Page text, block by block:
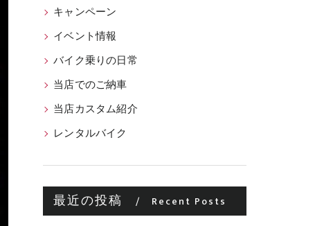
キャンペーン
イベント情報
バイク乗りの日常
当店でのご納車
当店カスタム紹介
レンタルバイク
最近の投稿 Recent Posts